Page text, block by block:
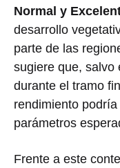
Normal y
desarrollo
parte de las
sugiere que, salvo
durante el tramo
rendimiento
parámetros
Frente a este